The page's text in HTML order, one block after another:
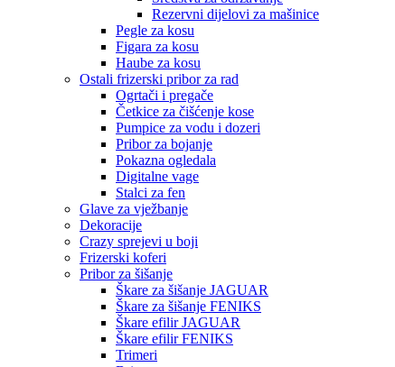
Rezervni dijelovi za mašinice
Pegle za kosu
Figara za kosu
Haube za kosu
Ostali frizerski pribor za rad
Ogrtači i pregače
Četkice za čišćenje kose
Pumpice za vodu i dozeri
Pribor za bojanje
Pokazna ogledala
Digitalne vage
Stalci za fen
Glave za vježbanje
Dekoracije
Crazy sprejevi u boji
Frizerski koferi
Pribor za šišanje
Škare za šišanje JAGUAR
Škare za šišanje FENIKS
Škare efilir JAGUAR
Škare efilir FENIKS
Trimeri